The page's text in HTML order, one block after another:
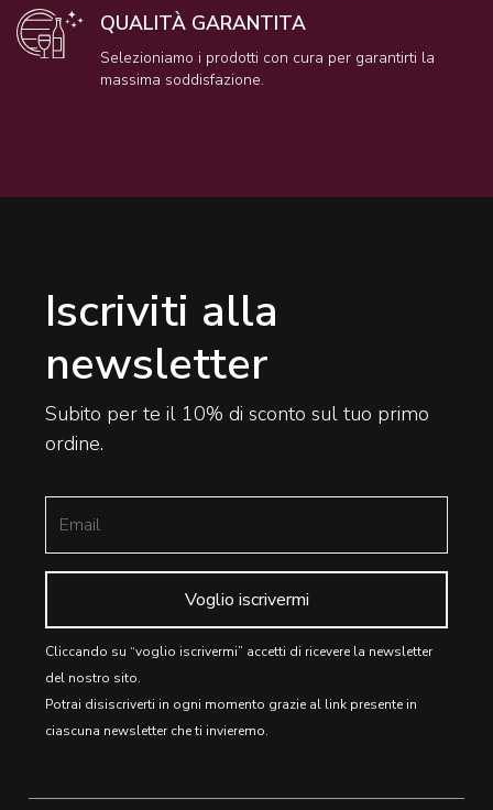
QUALITÀ GARANTITA
Selezioniamo i prodotti con cura per garantirti la
massima soddisfazione.
Iscriviti alla
newsletter
Subito per te il 10% di sconto sul tuo primo
ordine.
Voglio iscrivermi
Cliccando su “voglio iscrivermi” accetti di ricevere la newsletter
del nostro sito.
Potrai disiscriverti in ogni momento grazie al link presente in
ciascuna newsletter che ti invieremo.